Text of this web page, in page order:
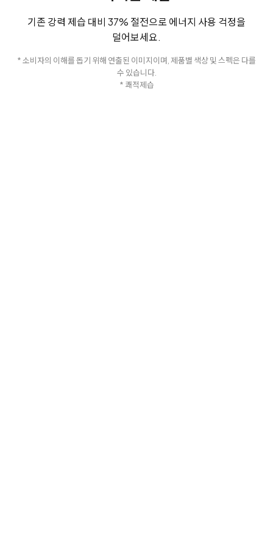
기존 강력 제습 대비 37% 절전으로 에너지 사용 걱정을
덜어보세요.
* 소비자의 이해를 돕기 위해 연출된 이미지이며, 제품별 색상 및 스펙은 다를
수 있습니다.
* 쾌적제습